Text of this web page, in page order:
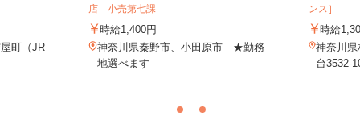
町（JR
店 小売第七課
時給1,400円
神奈川県秦野市、小田原市 ★勤務
地選べます
ンス］
時給
神奈川
台